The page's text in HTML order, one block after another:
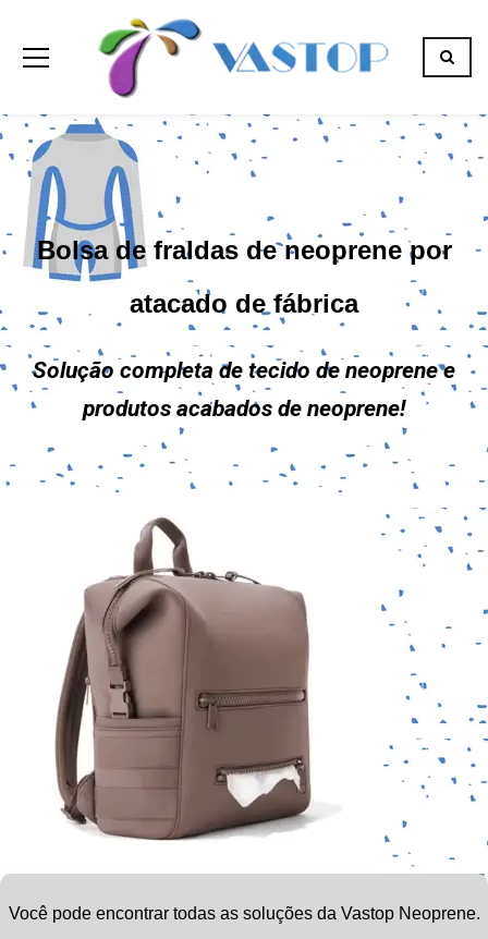
Bolsa de fraldas de neoprene por
atacado de fábrica
Solução completa de tecido de neoprene e
produtos acabados de neoprene!
Você pode encontrar todas as soluções da Vastop Neoprene.